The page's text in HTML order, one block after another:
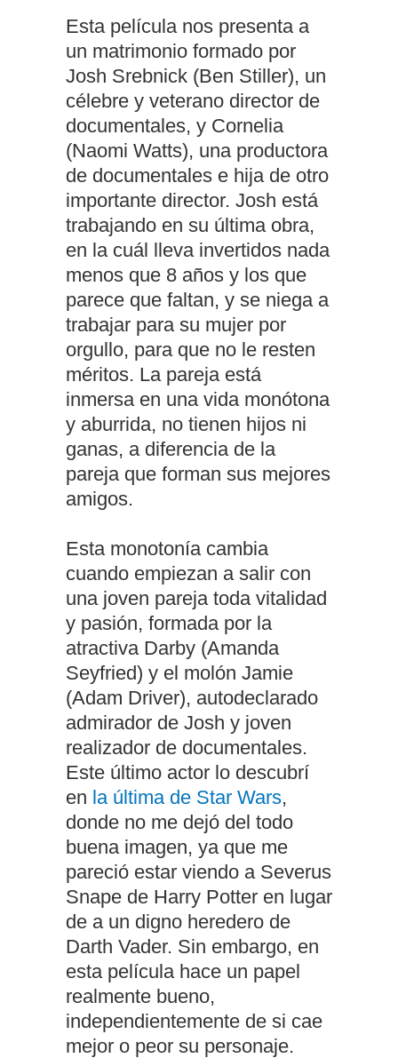
Esta película nos presenta a
un matrimonio formado por
Josh Srebnick (Ben Stiller), un
célebre y veterano director de
documentales, y Cornelia
(Naomi Watts), una productora
de documentales e hija de otro
importante director. Josh está
trabajando en su última obra,
en la cuál lleva invertidos nada
menos que 8 años y los que
parece que faltan, y se niega a
trabajar para su mujer por
orgullo, para que no le resten
méritos. La pareja está
inmersa en una vida monótona
y aburrida, no tienen hijos ni
ganas, a diferencia de la
pareja que forman sus mejores
amigos.
Esta monotonía cambia
cuando empiezan a salir con
una joven pareja toda vitalidad
y pasión, formada por la
atractiva Darby (Amanda
Seyfried) y el molón Jamie
(Adam Driver), autodeclarado
admirador de Josh y joven
realizador de documentales.
Este último actor lo descubrí
en la última de Star Wars,
donde no me dejó del todo
buena imagen, ya que me
pareció estar viendo a Severus
Snape de Harry Potter en lugar
de a un digno heredero de
Darth Vader. Sin embargo, en
esta película hace un papel
realmente bueno,
independientemente de si cae
mejor o peor su personaje.